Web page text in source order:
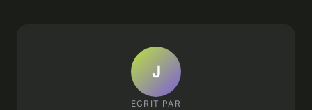
J
ECRIT PAR